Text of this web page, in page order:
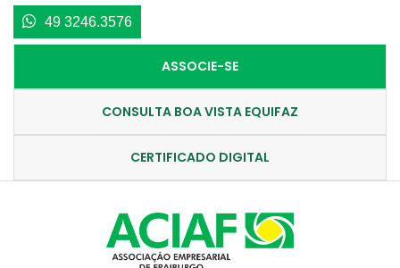
49 3246.3576
ASSOCIE-SE
CONSULTA BOA VISTA EQUIFAZ
CERTIFICADO DIGITAL